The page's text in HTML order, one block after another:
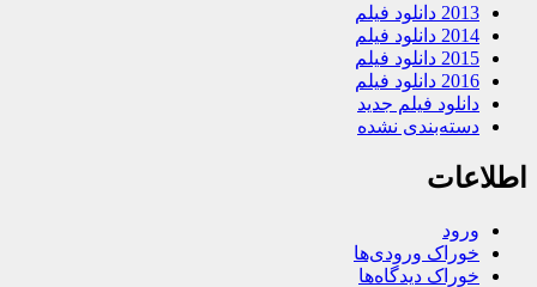
2013 دانلود فیلم
2014 دانلود فیلم
2015 دانلود فیلم
2016 دانلود فیلم
دانلود فیلم جدید
دسته‌بندی نشده
اطلاعات
ورود
خوراک ورودی‌ها
خوراک دیدگاه‌ها